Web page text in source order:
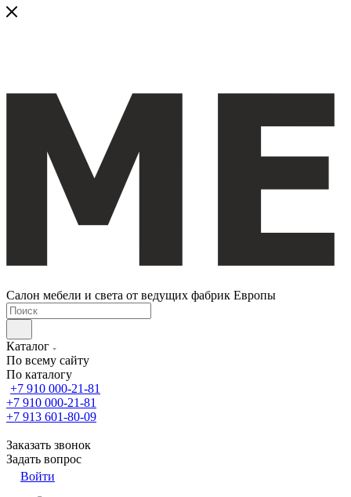
Салон мебели и света от ведущих фабрик Европы
Каталог
По всему сайту
По каталогу
+7 910 000-21-81
+7 910 000-21-81
+7 913 601-80-09
Заказать звонок
Задать вопрос
Войти